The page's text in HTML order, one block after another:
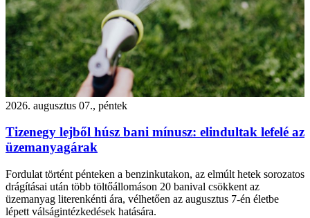
2026. augusztus 07., péntek
Tizenegy lejből húsz bani mínusz: elindultak lefelé az
üzemanyagárak
Fordulat történt pénteken a benzinkutakon, az elmúlt hetek sorozatos
drágításai után több töltőállomáson 20 banival csökkent az
üzemanyag literenkénti ára, vélhetően az augusztus 7-én életbe
lépett válságintézkedések hatására.